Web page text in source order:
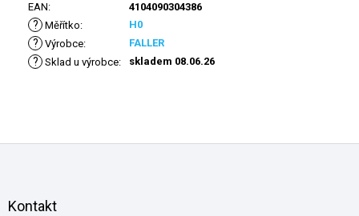
EAN: 4104090304386
? Měřítko: H0
? Výrobce: FALLER
? Sklad u výrobce: skladem 08.06.26
Kontakt